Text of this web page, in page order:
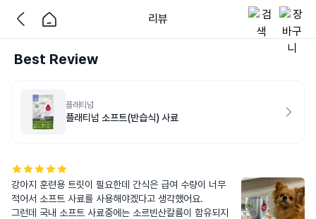
리뷰
Best Review
플래티넘
플래티넘 소프트(반습식) 사료
강아지 훈련용 트릿이 필요한데 간식은 급여 수량이 너무
적어서 소프트 사료를 사용해야겠다고 생각했어요.
그런데 국내 소프트 사료중에는 소르빈산칼륨이 함유되지